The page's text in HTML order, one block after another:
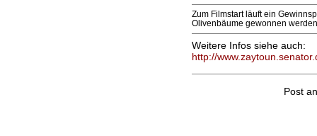
Zum Filmstart läuft ein
Olivenbäume gewonnen
Weitere Infos siehe auch:
http://
Post